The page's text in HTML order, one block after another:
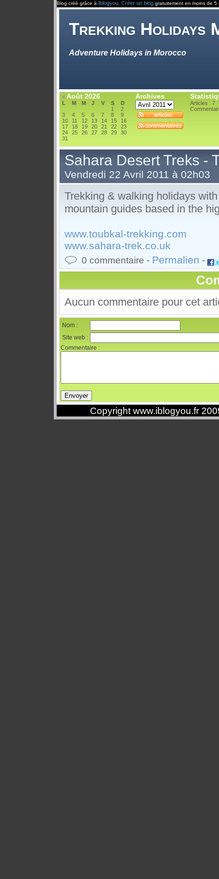
Blog créé grâce à Iblogyou Créer un blog gratuitement en moins de 5
Trekking Holidays
Adventure Holidays in Morocco
« Août 2026
L M M J V S
D
1
2
3
4 5 6 7 8
9
10
11 12 13 14 15
16
17
18 19 20 21 22
23
24
25 26 27 28 29
30
31
Archives
Articles : 7
Sahara Desert Treks -
Vendredi 22 Avril 2011 à 02h03
Trekking & walking holidays
mountain guides based in the
www.toubkal-trekking.com
www.sahara-trek.co.uk
0 commentaire - Permalien -
Aucun commentaire pour cet
Nom :
Site web :
Commentaire :
Copyright www.iblogyou.fr